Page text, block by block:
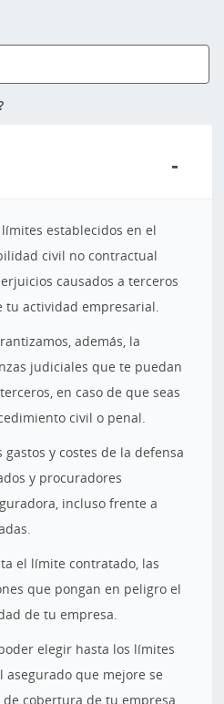
establecidos en el
civil no contractual
causados a terceros
tu actividad empresarial.
además, la
judiciales que te puedan
en caso de que seas
civil o penal.
y costes de la defensa
y procuradores
incluso frente a
el límite contratado, las
que pongan en peligro el
de tu empresa.
elegir hasta los límites
asegurado que mejore se
cobertura de tu empresa,